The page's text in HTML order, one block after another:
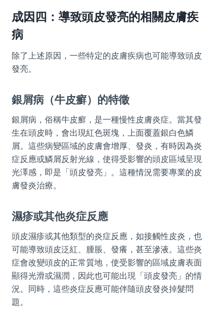
成因四：導致頭皮發亮的相關皮膚疾
病
除了上述原因，一些特定的皮膚疾病也可能導致頭皮
發亮。
銀屑病（牛皮癬）的特徵
銀屑病，俗稱牛皮癬，是一種慢性皮膚炎症。當其發
生在頭皮時，會出現紅色斑塊，上面覆蓋銀白色鱗
屑。這些病變區域的皮膚會增厚、發炎，有時因為炎
症反應或鱗屑反射光線，使得受影響的頭皮區域呈現
光澤感，即是「頭皮發亮」。這種情況需要專業的皮
膚發炎治療。
濕疹或其他炎症反應
頭皮濕疹或其他類型的炎症反應，如接觸性皮炎，也
可能導致頭皮泛紅、腫脹、發癢，甚至滲液。這些炎
症會改變頭皮的正常質地，使受影響的區域皮膚表面
顯得光滑或濕潤，因此也可能出現「頭皮發亮」的情
況。同時，這些炎症反應可能伴隨頭皮發炎掉髮問
題。